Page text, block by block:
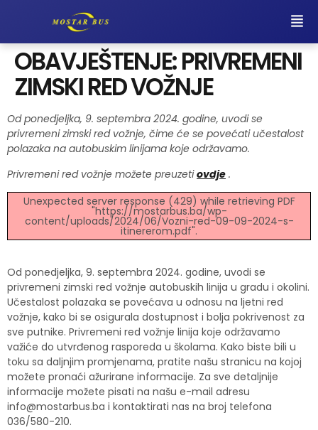
OBAVJEŠTENJE: PRIVREMENI
ZIMSKI RED VOŽNJE
Od ponedjeljka, 9. septembra 2024. godine, uvodi se
privremeni zimski red vožnje, čime će se povećati učestalost
polazaka na autobuskim linijama koje održavamo.
Privremeni red vožnje možete preuzeti ovdje .
Unexpected server response (429) while retrieving PDF
"https://mostarbus.ba/wp-
content/uploads/2024/06/Vozni-red-09-09-2024-s-
itinererom.pdf".
Od ponedjeljka, 9. septembra 2024. godine, uvodi se
privremeni zimski red vožnje autobuskih linija u gradu i okolini.
Učestalost polazaka se povećava u odnosu na ljetni red
vožnje, kako bi se osigurala dostupnost i bolja pokrivenost za
sve putnike. Privremeni red vožnje linija koje održavamo
važiće do utvrđenog rasporeda u školama. Kako biste bili u
toku sa daljnjim promjenama, pratite našu stranicu na kojoj
možete pronaći ažurirane informacije. Za sve detaljnije
informacije možete pisati na našu e-mail adresu
info@mostarbus.ba i kontaktirati nas na broj telefona
036/580-210.